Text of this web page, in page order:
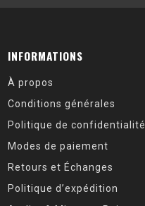
INFORMATIONS
À propos
Conditions générales
Politique de confidentialité
Modes de paiement
Retours et Échanges
Politique d’expédition